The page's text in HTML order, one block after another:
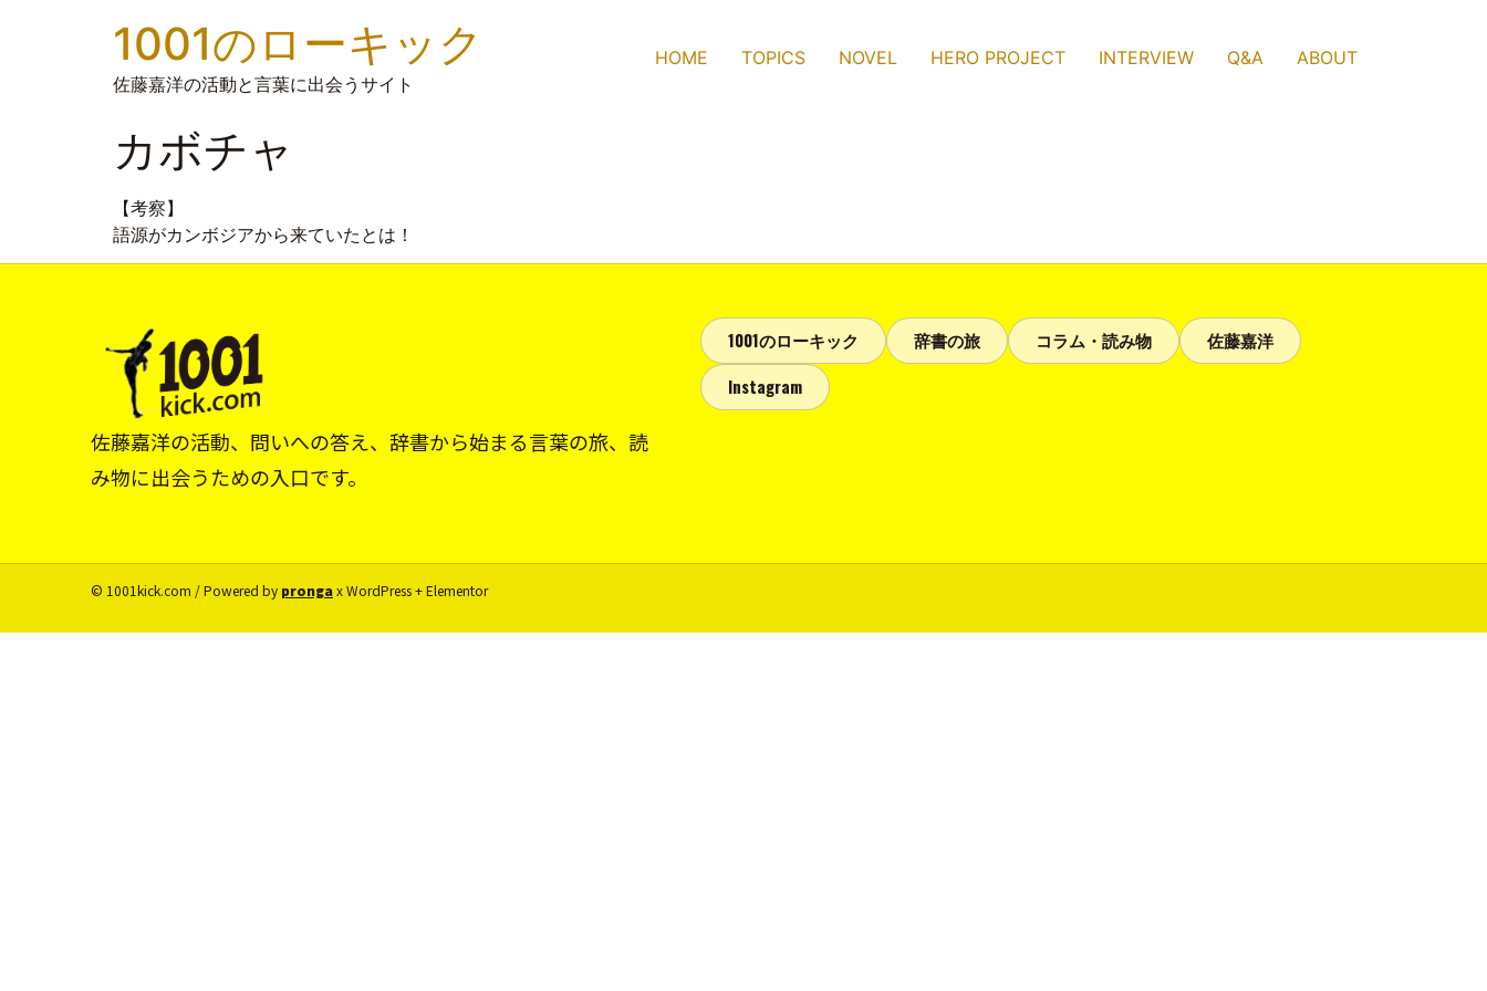
1001のローキック
佐藤嘉洋の活動と言葉に出会うサイト
HOME TOPICS NOVEL HERO PROJECT INTERVIEW Q&A ABOUT
カボチャ
【考察】
語源がカンボジアから来ていたとは！
佐藤嘉洋の活動、問いへの答え、辞書から始まる言葉の旅、読
み物に出会うための入口です。
1001のローキック 辞書の旅 コラム・読み物
佐藤嘉洋
Instagram
© 1001kick.com / Powered by prongax WordPress + Elementor